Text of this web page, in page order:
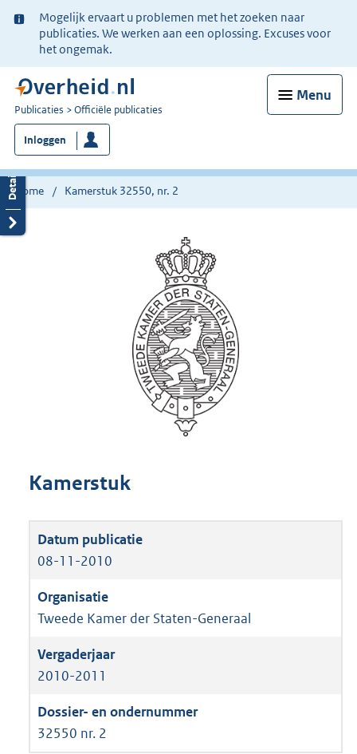
Ter
informatie:
Mogelijk ervaart u problemen met het zoeken naar
publicaties. We werken aan een oplossing. Excuses voor
het ongemak.
Menu
U
bent
nu
hier:
Publicaties Officiële publicaties
Inloggen
Home Kamerstuk 32550, nr. 2
Kamerstuk
08-11-2010
Tweede Kamer der Staten-Generaal
2010-2011
32550 nr. 2